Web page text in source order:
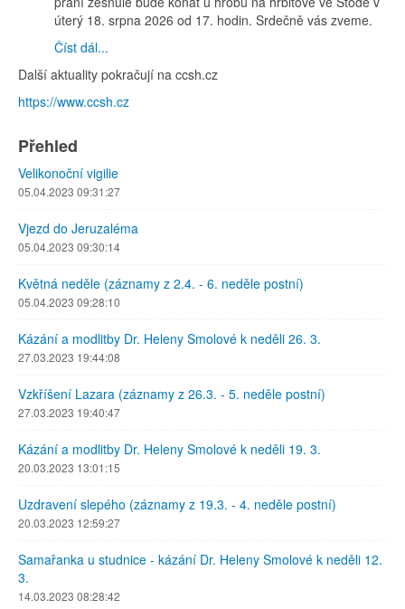
úterý 18. srpna 2026 od 17. hodin. Srdečně vás zveme.
Číst dál...
Další aktuality pokračují na ccsh.cz
https://www.ccsh.cz
Přehled
Velikonoční vigilie
05.04.2023 09:31:27
Vjezd do Jeruzaléma
05.04.2023 09:30:14
Květná neděle (záznamy z 2.4. - 6. neděle postní)
05.04.2023 09:28:10
Kázání a modlitby Dr. Heleny Smolové k neděli 26. 3.
27.03.2023 19:44:08
Vzkříšení Lazara (záznamy z 26.3. - 5. neděle postní)
27.03.2023 19:40:47
Kázání a modlitby Dr. Heleny Smolové k neděli 19. 3.
20.03.2023 13:01:15
Uzdravení slepého (záznamy z 19.3. - 4. neděle postní)
20.03.2023 12:59:27
Samařanka u studnice - kázání Dr. Heleny Smolové k neděli 12.
3.
14.03.2023 08:28:42